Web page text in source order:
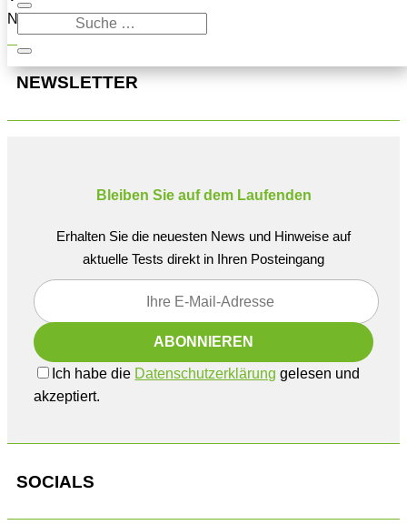
Navigation oben, um den Beitrag zu finden.
NEWSLETTER
Bleiben Sie auf dem Laufenden
Erhalten Sie die neuesten News und Hinweise auf
aktuelle Tests direkt in Ihren Posteingang
Ich habe die Datenschutzerklärung gelesen und
akzeptiert.
SOCIALS